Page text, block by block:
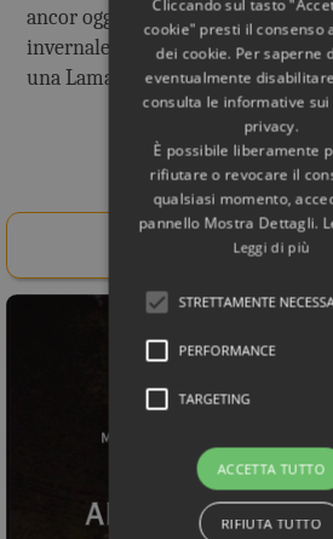
ancor oggi un Cerchio di Luce nei
invernale, mentre in quelli del
una Lama di Luce.
Rif.
Acquista il libro
Cliccando sul tasto
cookie" presti il consenso
dei cookie. Per saperne
eventualmente
consulta le informative sui
privacy.
È possibile liberamente
rifiutare o revocare il
qualsiasi momento,
pannello Mostra Dettagli.
Leggi di più
STRETTAMENTE
PERFORMANCE
TARGETING
ACCETTA TUTTO
RIFIUTA TUTTO